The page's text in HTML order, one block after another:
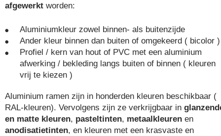
afgewerkt worden:
Aluminiumkleur zowel binnen- als buitenzijde
Ander kleur binnen dan buiten of omgekeerd ( bicolor )
Profiel / kern van hout of PVC met een aluminium
afwerking / bekleding langs buiten of binnen ( kleuren
vrij te kiezen )
Aluminium ramen zijn in honderden kleuren beschikbaar (
RAL-kleuren). Vervolgens zijn ze verkrijgbaar in
en matte kleuren, pasteltinten, metaalkleuren en
anodisatietinten, en kleuren met een krasvaste en